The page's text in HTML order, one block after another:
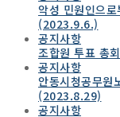
악성 민원인으
(2023.9.6.)
공지사항
조합원 투표 총
공지사항
안동시청공무원
(2023.8.29)
공지사항